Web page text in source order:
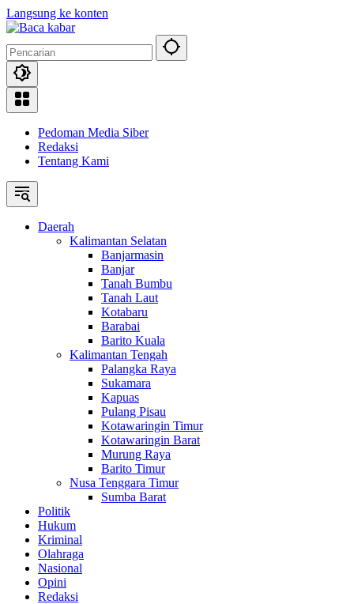
Langsung ke konten
Pedoman Media Siber
Redaksi
Tentang Kami
Daerah
Kalimantan Selatan
Banjarmasin
Banjar
Tanah Bumbu
Tanah Laut
Kotabaru
Barabai
Barito Kuala
Kalimantan Tengah
Palangka Raya
Sukamara
Kapuas
Pulang Pisau
Kotawaringin Timur
Kotawaringin Barat
Murung Raya
Barito Timur
Nusa Tenggara Timur
Sumba Barat
Politik
Hukum
Kriminal
Olahraga
Nasional
Opini
Redaksi